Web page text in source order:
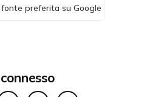
preferita su Google